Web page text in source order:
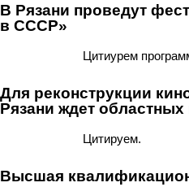
В Рязани проведут
в СССР»
Цитиурем
Для реконструкции
Рязани ждет
Цитируем.
Высшая